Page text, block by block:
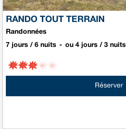
RANDO TOUT TERRAIN
Randonnées
7 jours / 6 nuits ou 4 jours / 3 nuits
Réserver